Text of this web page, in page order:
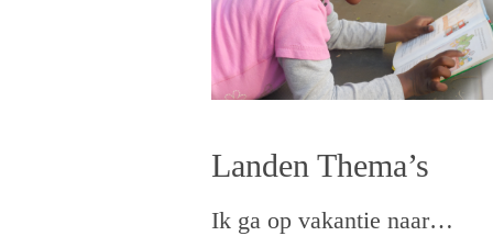
Landen Thema’s
Ik ga op vakantie naar…